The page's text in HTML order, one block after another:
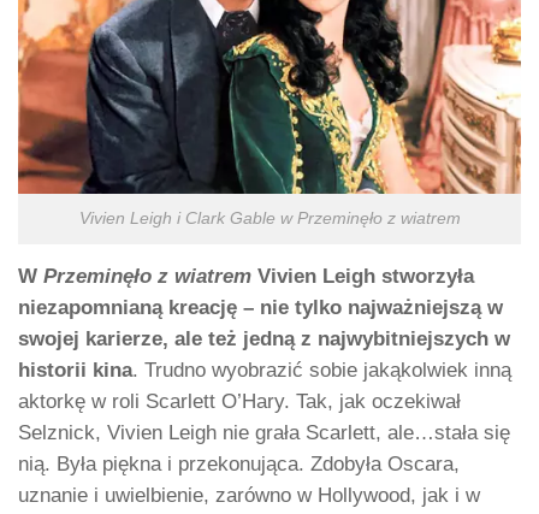
Vivien Leigh i Clark Gable w Przeminęło z wiatrem
W Przeminęło z wiatrem Vivien Leigh stworzyła
niezapomnianą kreację – nie tylko najważniejszą w
swojej karierze, ale też jedną z najwybitniejszych w
historii kina. Trudno wyobrazić sobie jakąkolwiek inną
aktorkę w roli Scarlett O’Hary. Tak, jak oczekiwał
Selznick, Vivien Leigh nie grała Scarlett, ale…stała się
nią. Była piękna i przekonująca. Zdobyła Oscara,
uznanie i uwielbienie, zarówno w Hollywood, jak i w